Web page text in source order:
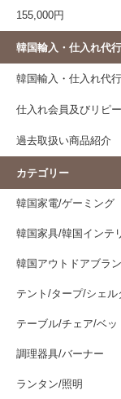
155,000円
韓国輸入・仕入れ代
韓国輸入・仕入れ代
仕入れ会員及びリピ
過去取扱い商品紹介
カテゴリー
韓国家電/ゲーミング
韓国家具/韓国インテ
韓国アウトドアブラ
テント/タープ/シェル
テーブル/チェア/ベッ
調理器具/バーナー
ランタン/照明